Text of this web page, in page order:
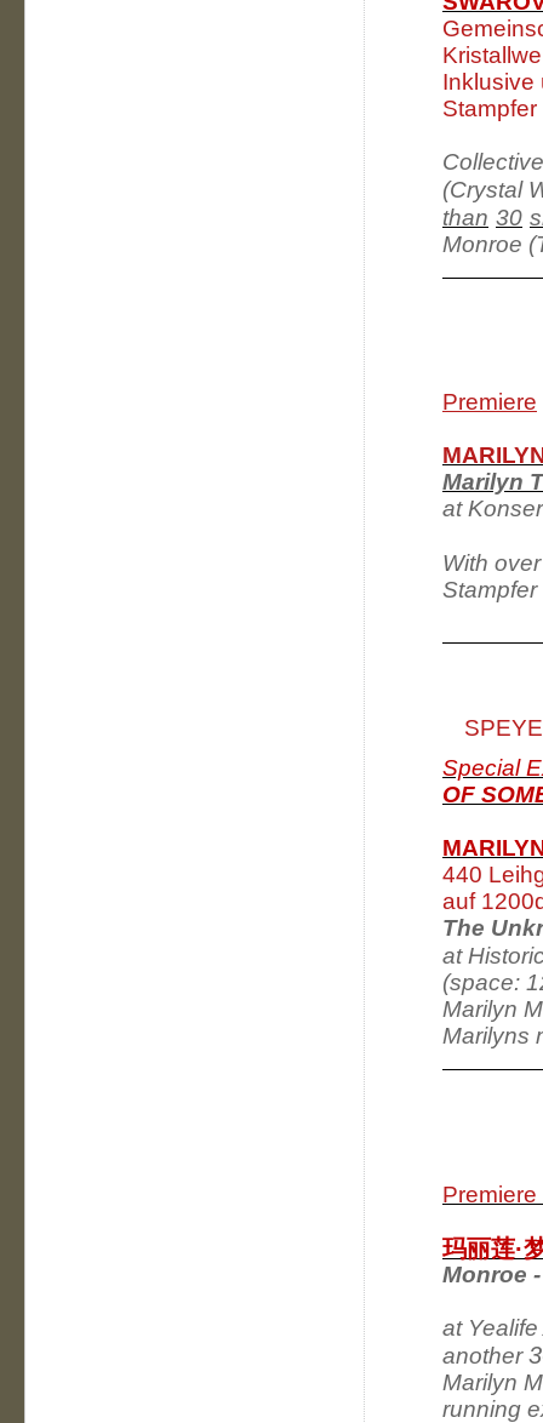
Inklusive
(Crystal
than 30
Monroe
Premiere
Marilyn
at
With
Special
OF
440
auf
The
at
(space:
Marilyn
Marilyns
Premiere
玛丽莲·
Monroe
at
another
Marilyn
running